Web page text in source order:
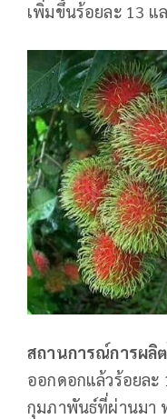
เพิ่มขึ้นร้อยละ 13 แ
สถานการณ์การผลิ
ออกดอกแล้วร้อยละ
กุมภาพันธ์ที่ผ่านมา